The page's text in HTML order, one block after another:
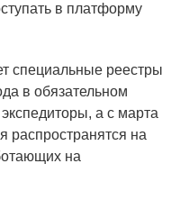
в платформу
специальные реестры
в обязательном
а с марта
распространятся на
на